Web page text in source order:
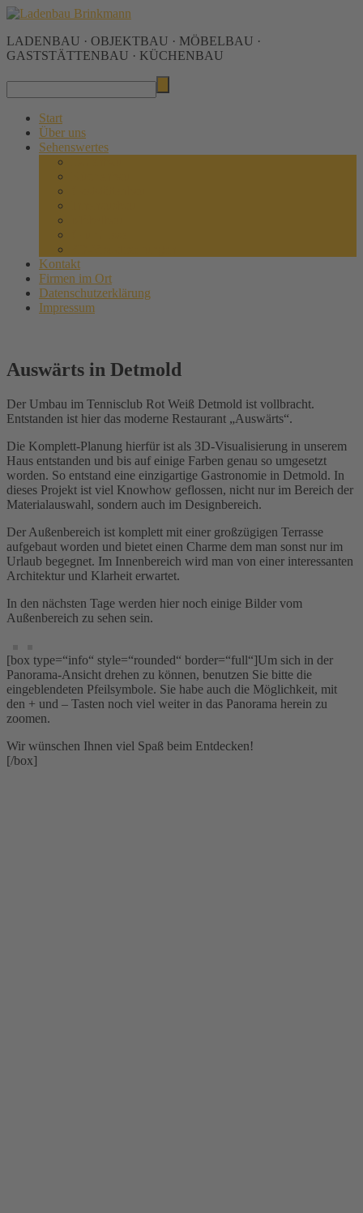
LADENBAU · OBJEKTBAU · MÖBELBAU ·
GASTSTÄTTENBAU · KÜCHENBAU
Start
Über uns
Sehenswertes
Kontakt
Firmen im Ort
Datenschutzerklärung
Impressum
Auswärts in Detmold
Der Umbau im Tennisclub Rot Weiß Detmold ist vollbracht.
Entstanden ist hier das moderne Restaurant „Auswärts“.
Die Komplett-Planung hierfür ist als 3D-Visualisierung in unserem
Haus entstanden und bis auf einige Farben genau so umgesetzt
worden. So entstand eine einzigartige Gastronomie in Detmold. In
dieses Projekt ist viel Knowhow geflossen, nicht nur im Bereich der
Materialauswahl, sondern auch im Designbereich.
Der Außenbereich ist komplett mit einer großzügigen Terrasse
aufgebaut worden und bietet einen Charme dem man sonst nur im
Urlaub begegnet. Im Innenbereich wird man von einer interessanten
Architektur und Klarheit erwartet.
In den nächsten Tage werden hier noch einige Bilder vom
Außenbereich zu sehen sein.
[box type=“info“ style=“rounded“ border=“full“]Um sich in der
Panorama-Ansicht drehen zu können, benutzen Sie bitte die
eingeblendeten Pfeilsymbole. Sie habe auch die Möglichkeit, mit
den + und – Tasten noch viel weiter in das Panorama herein zu
zoomen.
Wir wünschen Ihnen viel Spaß beim Entdecken!
[/box]